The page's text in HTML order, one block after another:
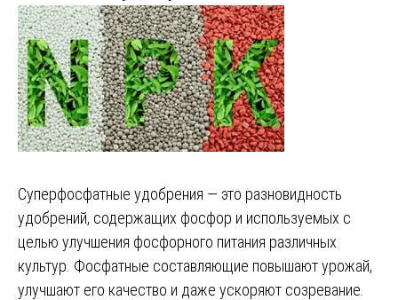
Суперфосфатные удобрения — это разновидность
удобрений, содержащих фосфор и используемых с
целью улучшения фосфорного питания различных
культур. Фосфатные составляющие повышают урожай,
улучшают его качество и даже ускоряют созревание.